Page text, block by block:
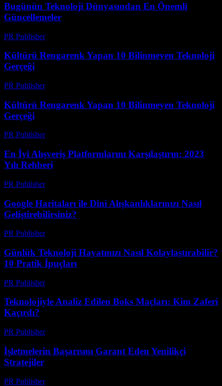
Bugünün Teknoloji Dünyasından En Önemli
Güncellemeler
PR Publisher-
Kültürü Rengarenk Yapan 10 Bilinmeyen Teknoloji
Gerçeği
PR Publisher-
Kültürü Rengarenk Yapan 10 Bilinmeyen Teknoloji
Gerçeği
PR Publisher-
En İyi Alışveriş Platformlarını Karşılaştırın: 2023
Yılı Rehberi
PR Publisher-
Google Haritaları ile Dini Alışkanlıklarınızı Nasıl
Geliştirebilirsiniz?
PR Publisher-
Günlük Teknoloji Hayatınızı Nasıl Kolaylaştırabilir?
10 Pratik İpuçları
PR Publisher-
Teknolojiyle Analiz Edilen Boks Maçları: Kim Zaferi
Kaçırdı?
PR Publisher-
İşletmelerin Başarısını Garant Eden Yenilikçi
Stratejiler
PR Publisher-